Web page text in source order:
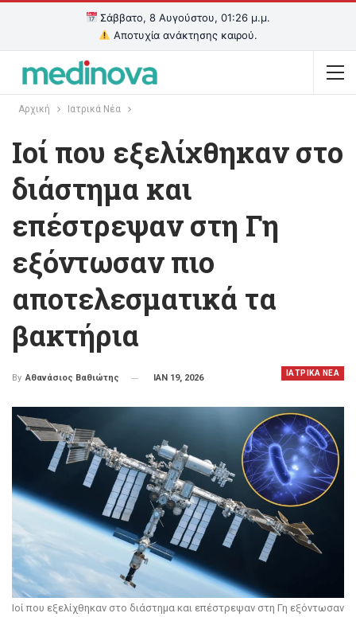
Σάββατο, 8 Αυγούστου, 01:26 μ.μ.
Αποτυχία ανάκτησης καιρού.
Αρχική Ιατρικά Νέα
Ιοί που εξελίχθηκαν στο
διάστημα και
επέστρεψαν στη Γη
εξόντωσαν πιο
αποτελεσματικά τα
βακτήρια
ΙΑΤΡΙΚΑ ΝΕΑ
By Αθανάσιος Βαθιώτης ΙΑΝ 19, 2026
Ιοί που εξελίχθηκαν στο διάστημα και επέστρεψαν στη Γη εξόντωσαν